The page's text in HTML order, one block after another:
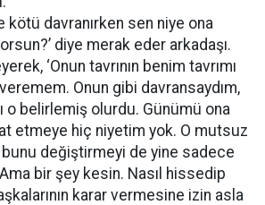
kötü davranırken sen niye ona
diye merak eder arkadaşı.
‘Onun tavrının benim tavrımı
Onun gibi davransaydım,
o belirlemiş olurdu. Günümü ona
etmeye hiç niyetim yok. O mutsuz
bunu değiştirmeyi de yine sadece
bir şey kesin. Nasıl hissedip
karar vermesine izin asla